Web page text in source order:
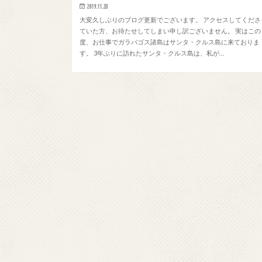
2019.11.28
大変久しぶりのブログ更新でございます。 アクセスしてくだ
ていた方、お待たせしてしまい申し訳ございません。 実はこの
度、お仕事でガラパゴス諸島はサンタ・クルス島に来ておりま
す。 3年ぶりに訪れたサンタ・クルス島は、私が…